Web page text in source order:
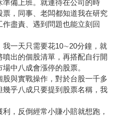
備上班。就連待在公司的時
，同事、老闆都知道我在研究
盡責、遇到問題也能立刻回
一天只需要花10∼20分鐘，就
出的個股清單，再搭配自行開
中八成會漲停的股票。
與實戰操作，對於台股一千多
乎八成只要提到股票名稱，我
，反倒經常小賺小賠就想跑，